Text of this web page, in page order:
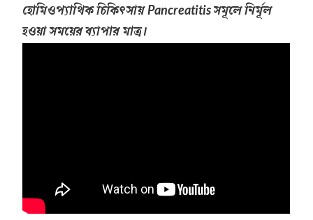
হোমিওপ্যাথিক চিকিৎসায়Pancreatitisসমূলে নির্মূল
হওয়া সময়ের ব্যাপার মাত্র।